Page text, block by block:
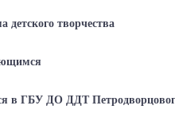
творчества
в ГБУ ДО ДДТ